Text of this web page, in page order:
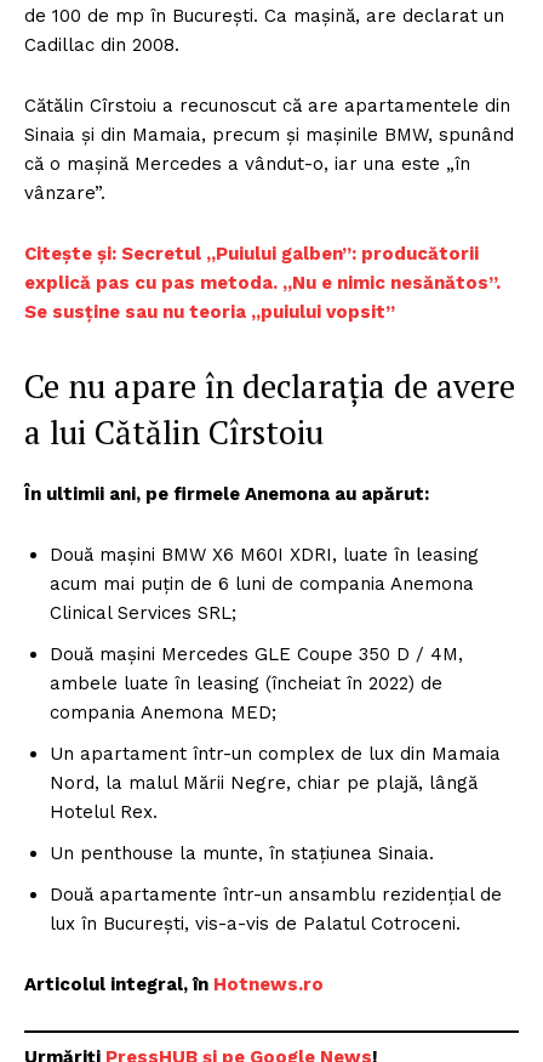
de 100 de mp în București. Ca mașină, are declarat un
Cadillac din 2008.
Cătălin Cîrstoiu a recunoscut că are apartamentele din
Sinaia și din Mamaia, precum și mașinile BMW, spunând
că o mașină Mercedes a vândut-o, iar una este „în
vânzare”.
Citește și: Secretul „Puiului galben”: producătorii
explică pas cu pas metoda. „Nu e nimic nesănătos”.
Se susţine sau nu teoria „puiului vopsit”
Ce nu apare în declarația de avere
a lui Cătălin Cîrstoiu
În ultimii ani, pe firmele Anemona au apărut:
Două mașini BMW X6 M60I XDRI, luate în leasing
acum mai puțin de 6 luni de compania Anemona
Clinical Services SRL;
Două mașini Mercedes GLE Coupe 350 D / 4M,
ambele luate în leasing (încheiat în 2022) de
compania Anemona MED;
Un apartament într-un complex de lux din Mamaia
Nord, la malul Mării Negre, chiar pe plajă, lângă
Hotelul Rex.
Un penthouse la munte, în stațiunea Sinaia.
Două apartamente într-un ansamblu rezidențial de
lux în București, vis-a-vis de Palatul Cotroceni.
Articolul integral, în Hotnews.ro
Urmăriți PressHUB și pe Google News!